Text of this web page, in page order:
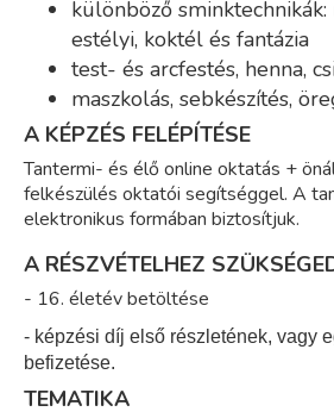
különböző
estélyi, koktél és fantázia
test- és arcfestés, henna,
maszkolás, sebkészítés,
A KÉPZÉS FELÉPÍTÉSE
Tantermi- és élő online oktatás +
felkészülés oktatói segítséggel. A
elektronikus formában biztosítjuk.
A RÉSZVÉTELHEZ
- 16. életév betöltése
- képzési díj első részletének, vagy
befizetése.
TEMATIKA